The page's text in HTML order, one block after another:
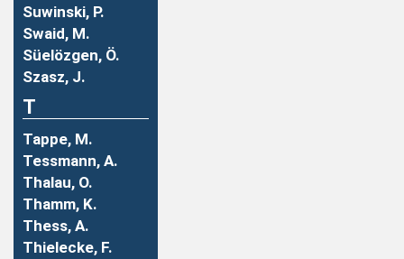
Suwinski, P.
Swaid, M.
Süelözgen, Ö.
Szasz, J.
T
Tappe, M.
Tessmann, A.
Thalau, O.
Thamm, K.
Thess, A.
Thielecke, F.